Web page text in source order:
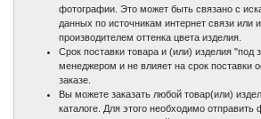
фотографии. Это может быть связано с
данных по источникам интернет связи или
производителем оттенка цвета изделия.
Срок поставки товара и (или) изделия "под
менеджером и не влияет на срок поставки
заказе.
Вы можете заказать любой товар(или)
каталоге. Для этого необходимо